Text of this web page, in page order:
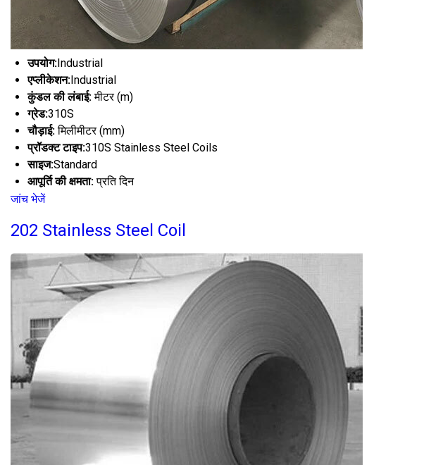
उपयोग:Industrial
एप्लीकेशन:Industrial
कुंडल की लंबाई:मीटर (m)
ग्रेड:310S
चौड़ाई:मिलीमीटर (mm)
प्रॉडक्ट टाइप:310S Stainless Steel Coils
साइज:Standard
आपूर्ति की क्षमता:प्रति दिन
जांच भेजें
202 Stainless Steel Coil